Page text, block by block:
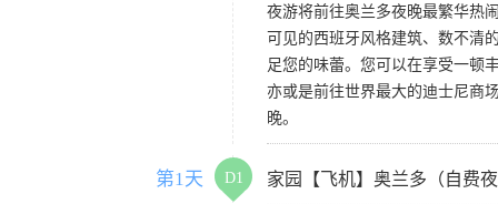
夜游将前往奥兰多夜晚最繁华热
可见的西班牙风格建筑、数不清
足您的味蕾。您可以在享受一顿
亦或是前往世界最大的迪士尼商
晚。
第1天 D1 家园【飞机】奥兰多（自费